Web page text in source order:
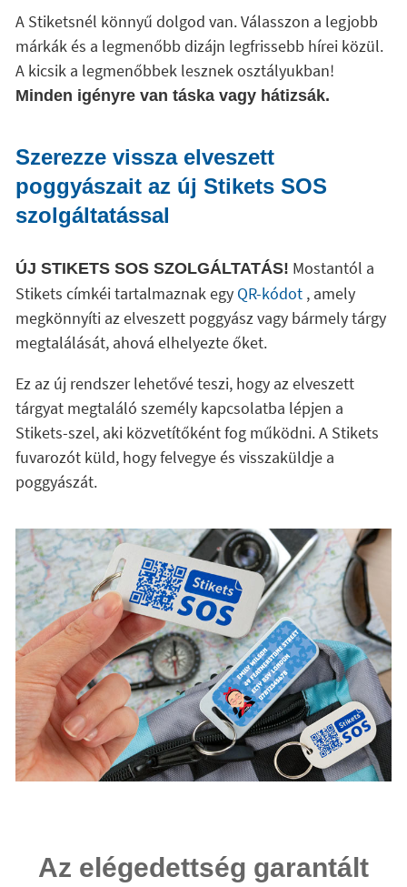
A Stiketsnél könnyű dolgod van. Válasszon a legjobb
márkák és a legmenőbb dizájn legfrissebb hírei közül.
A kicsik a legmenőbbek lesznek osztályukban!
Minden igényre van táska vagy hátizsák.
Szerezze vissza elveszett
poggyászait az új Stikets SOS
szolgáltatással
ÚJ STIKETS SOS SZOLGÁLTATÁS! Mostantól a
Stikets címkéi tartalmaznak egy QR-kódot, amely
megkönnyíti az elveszett poggyász vagy bármely tárgy
megtalálását, ahová elhelyezte őket.
Ez az új rendszer lehetővé teszi, hogy az elveszett
tárgyat megtaláló személy kapcsolatba lépjen a
Stikets-szel, aki közvetítőként fog működni. A Stikets
fuvarozót küld, hogy felvegye és visszaküldje a
poggyászát.
Az elégedettség garantált